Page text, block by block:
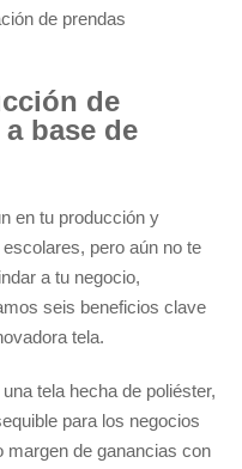
de prendas
de
base de
en tu producción y
pero aún no te
a tu negocio,
seis beneficios clave
tela.
tela hecha de poliéster,
para los negocios
margen de ganancias con